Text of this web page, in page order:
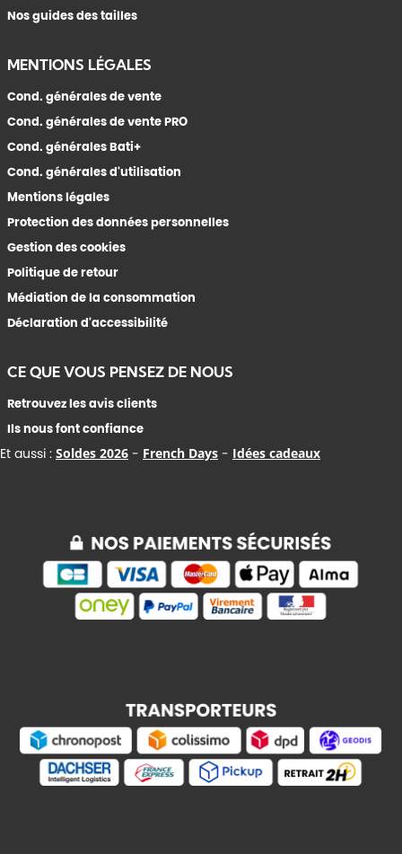
Nos guides des tailles
MENTIONS LÉGALES
Cond. générales de vente
Cond. générales de vente PRO
Cond. générales Bati+
Cond. générales d'utilisation
Mentions légales
Protection des données personnelles
Gestion des cookies
Politique de retour
Médiation de la consommation
Déclaration d'accessibilité
CE QUE VOUS PENSEZ DE NOUS
Retrouvez les avis clients
Ils nous font confiance
Et aussi : Soldes 2026 - French Days - Idées cadeaux